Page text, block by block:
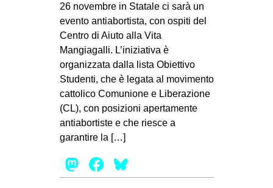
ESTREMO ORIENTE
EUROPA
MEDIO ORIENTE
MONDO
EVENTI
26 novembre in Statale ci sarà un
evento antiabortista, con ospiti del
Centro di Aiuto alla Vita
Mangiagalli. L’iniziativa è
organizzata dalla lista Obiettivo
Studenti, che è legata al movimento
cattolico Comunione e Liberazione
(CL), con posizioni apertamente
antiabortiste e che riesce a
garantire la […]
Mastodon
Facebook